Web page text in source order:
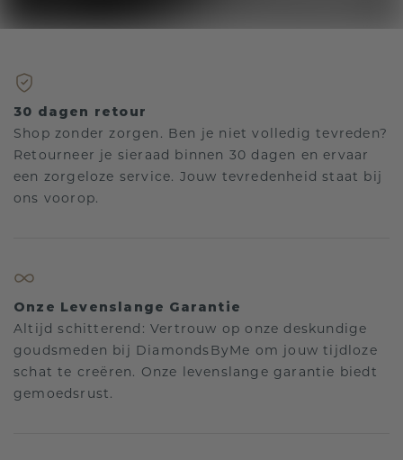
30 dagen retour
Shop zonder zorgen. Ben je niet volledig tevreden?
Retourneer je sieraad binnen 30 dagen en ervaar
een zorgeloze service. Jouw tevredenheid staat bij
ons voorop.
Onze Levenslange Garantie
Altijd schitterend: Vertrouw op onze deskundige
goudsmeden bij DiamondsByMe om jouw tijdloze
schat te creëren. Onze levenslange garantie biedt
gemoedsrust.